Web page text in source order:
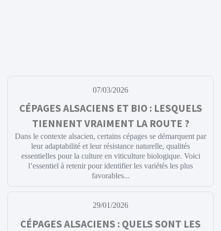
07/03/2026
CÉPAGES ALSACIENS ET BIO : LESQUELS
TIENNENT VRAIMENT LA ROUTE ?
Dans le contexte alsacien, certains cépages se démarquent par
leur adaptabilité et leur résistance naturelle, qualités
essentielles pour la culture en viticulture biologique. Voici
l’essentiel à retenir pour identifier les variétés les plus
favorables...
29/01/2026
CÉPAGES ALSACIENS : QUELS SONT LES